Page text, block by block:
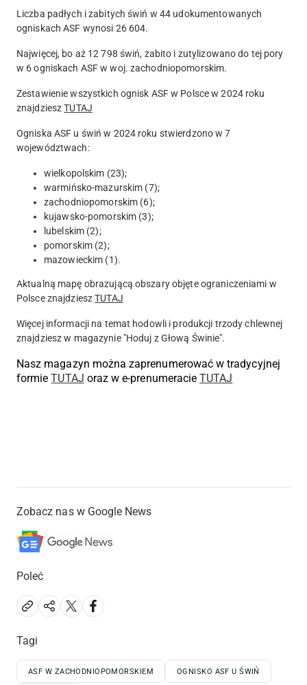
Liczba padłych i zabitych świń w 44 udokumentowanych
ogniskach ASF wynosi 26 604.
Najwięcej, bo aż 12 798 świń, zabito i zutylizowano do tej pory
w 6 ogniskach ASF w woj. zachodniopomorskim.
Zestawienie wszystkich ognisk ASF w Polsce w 2024 roku
znajdzieszTUTAJ
Ogniska ASF u świń w 2024 roku stwierdzono w 7
województwach:
wielkopolskim (23);
warmińsko-mazurskim (7);
zachodniopomorskim (6);
kujawsko-pomorskim (3);
lubelskim (2);
pomorskim (2);
mazowieckim (1).
Aktualną mapę obrazującą obszary objęte ograniczeniami w
Polsce znajdzieszTUTAJ
Więcej informacji na temat hodowli i produkcji trzody chlewnej
znajdziesz w magazynie "Hoduj z Głową Świnie".
Nasz magazyn można zaprenumerować w tradycyjnej
formieTUTAJ oraz w e-prenumeracieTUTAJ
Zobacz nas w Google News
Poleć
Tagi
ASF W ZACHODNIOPOMORSKIEM OGNISKO ASF U ŚWIŃ